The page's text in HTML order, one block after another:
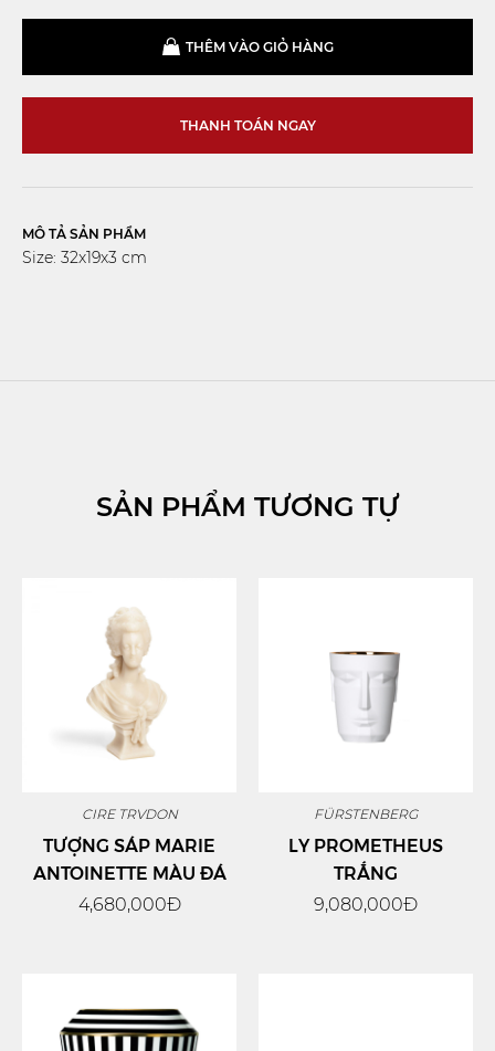
THÊM VÀO GIỎ HÀNG
THANH TOÁN NGAY
MÔ TẢ SẢN PHẨM
Size: 32x19x3 cm
SẢN PHẨM TƯƠNG TỰ
CIRE TRVDON
TƯỢNG SÁP MARIE
ANTOINETTE MÀU ĐÁ
4,680,000Đ
FÜRSTENBERG
LY PROMETHEUS
TRẮNG
9,080,000Đ